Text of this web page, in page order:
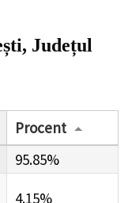
Județul
Procent
95.85%
4.15%